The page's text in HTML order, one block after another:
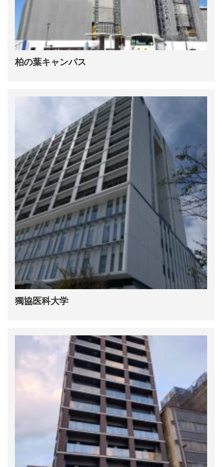
柏の葉キャンパス
獨協医科大学